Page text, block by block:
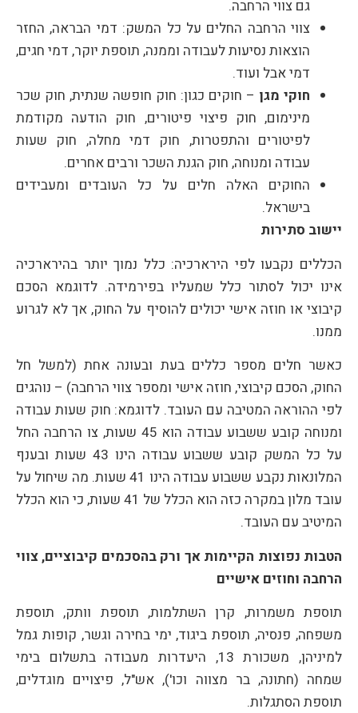
גם צווי הרחבה.
צווי הרחבה החלים על כל המשק: דמי הבראה, החזר
הוצאות נסיעות לעבודה וממנה, תוספת יוקר, דמי חגים,
דמי אבל ועוד.
חוקי מגן – חוקים כגון: חוק חופשה שנתית, חוק שכר
מינימום, חוק פיצוי פיטורים, חוק הודעה מקודמת
לפיטורים והתפטרות, חוק דמי מחלה, חוק שעות
עבודה ומנוחה, חוק הגנת השכר ורבים אחרים.
החוקים האלה חלים על כל העובדים ומעבידים
בישראל.
יישוב סתירות
הכללים נקבעו לפי הירארכיה: כלל נמוך יותר בהירארכיה
אינו יכול לסתור כלל שמעליו בפירמידה. לדוגמא הסכם
קיבוצי או חוזה אישי יכולים להוסיף על החוק, אך לא לגרוע
ממנו.
כאשר חלים מספר כללים בעת ובעונה אחת (למשל חל
החוק, הסכם קיבוצי, חוזה אישי ומספר צווי הרחבה) – נוהגים
לפי ההוראה המטיבה עם העובד. לדוגמא: חוק שעות עבודה
ומנוחה קובע ששבוע עבודה הוא 45 שעות, צו הרחבה החל
על כל המשק קובע ששבוע עבודה הינו 43 שעות ובענף
המלונאות נקבע ששבוע עבודה הינו 41 שעות. מה שיחול על
עובד מלון במקרה כזה הוא הכלל של 41 שעות, כי הוא הכלל
המיטיב עם העובד.
הטבות נפוצות הקיימות אך ורק בהסכמים קיבוציים, צווי
הרחבה וחוזים אישיים
תוספת משמרות, קרן השתלמות, תוספת וותק, תוספת
משפחה, פנסיה, תוספת ביגוד, ימי בחירה וגשר, קופות גמל
למיניהן, משכורת 13, היעדרות מעבודה בתשלום בימי
שמחה (חתונה, בר מצווה וכו'), אש"ל, פיצויים מוגדלים,
תוספת הסתגלות.